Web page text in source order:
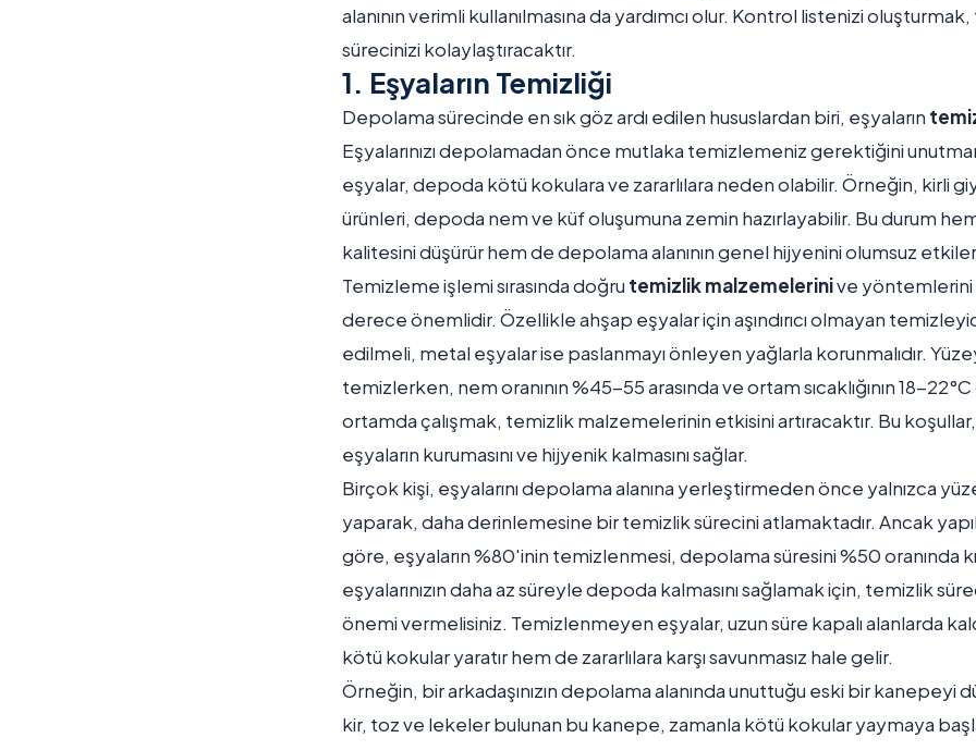
alanının verimli kullanılmasına da yardımcı olur. Kontrol listenizi oluşturmak,
sürecinizi kolaylaştıracaktır.
1. Eşyaların Temizliği
Depolama sürecinde en sık göz ardı edilen hususlardan biri, eşyaların
Eşyalarınızı depolamadan önce mutlaka temizlemeniz gerektiğini
eşyalar, depoda kötü kokulara ve zararlılara neden olabilir. Örneğin, kirli
ürünleri, depoda nem ve küf oluşumuna zemin hazırlayabilir. Bu durum
kalitesini düşürür hem de depolama alanının genel hijyenini olumsuz
Temizleme işlemi sırasında doğru temizlik malzemelerinive
derece önemlidir. Özellikle ahşap eşyalar için aşındırıcı olmayan
edilmeli, metal eşyalar ise paslanmayı önleyen yağlarla korunmalıdır.
temizlerken, nem oranının %45-55 arasında ve ortam sıcaklığının 18-
ortamda çalışmak, temizlik malzemelerinin etkisini artıracaktır. Bu
eşyaların kurumasını ve hijyenik kalmasını sağlar.
Birçok kişi, eşyalarını depolama alanına yerleştirmeden önce yalnızca
yaparak, daha derinlemesine bir temizlik sürecini atlamaktadır. Ancak
göre, eşyaların %80'inin temizlenmesi, depolama süresini %50 oranında
eşyalarınızın daha az süreyle depoda kalmasını sağlamak için, temizlik
önemi vermelisiniz. Temizlenmeyen eşyalar, uzun süre kapalı alanlarda
kötü kokular yaratır hem de zararlılara karşı savunmasız hale gelir.
Örneğin, bir arkadaşınızın depolama alanında unuttuğu eski bir kanepeyi
kir, toz ve lekeler bulunan bu kanepe, zamanla kötü kokular yaymaya